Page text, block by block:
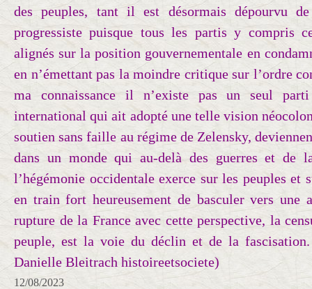
des peuples, tant il est désormais dépourvu
progressiste puisque tous les partis y compris
alignés sur la position gouvernementale en
en n’émettant pas la moindre critique sur l’ordre
ma connaissance il n’existe pas un seul
international qui ait adopté une telle vision
soutien sans faille au régime de Zelensky,
dans un monde qui au-delà des guerres et de
l’hégémonie occidentale exerce sur les peuples et
en train fort heureusement de basculer vers une
rupture de la France avec cette perspective, la
peuple, est la voie du déclin et de la
Danielle Bleitrach histoireetsociete)
12/08/2023